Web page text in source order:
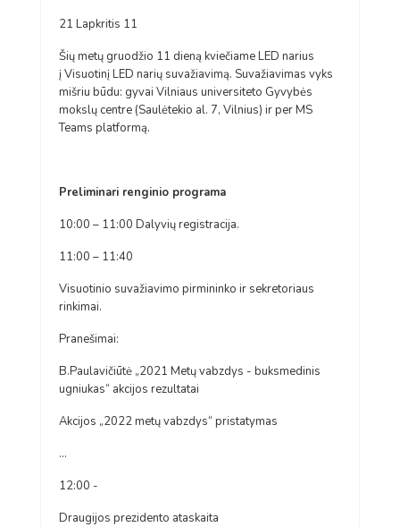
21 Lapkritis 11
Šių metų gruodžio 11 dieną kviečiame LED narius
į Visuotinį LED narių suvažiavimą. Suvažiavimas vyks
mišriu būdu: gyvai Vilniaus universiteto Gyvybės
mokslų centre (Saulėtekio al. 7, Vilnius) ir per MS
Teams platformą.
Preliminari renginio programa
10:00 – 11:00 Dalyvių registracija.
11:00 – 11:40
Visuotinio suvažiavimo pirmininko ir sekretoriaus
rinkimai.
Pranešimai:
B.Paulavičiūtė „2021 Metų vabzdys - buksmedinis
ugniukas“ akcijos rezultatai
Akcijos „2022 metų vabzdys“ pristatymas
...
12:00 -
Draugijos prezidento ataskaita